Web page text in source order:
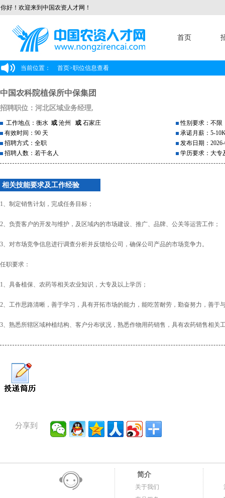
你好！欢迎来到中国农资人才网！
首页
当前位置： 首页>职位信息查看
中国农科院植保所中保集团
招聘职位：河北区域业务经理,
工作地点：衡水 或 沧州 或 石家庄
有效时间：90 天
招聘方式：全职
招聘人数：若干名人
性别要求：不限
承诺月薪：5-
发布日期：
学历要求：大专
相关技能要求及工作经验
1、制定销售计划，完成任务目标；
2、负责客户的开发与维护，及区域内的市场建设、推广、品牌、公关等运营工作；
3、对市场竞争信息进行调查分析并反馈给公司，确保公司产品的市场竞争力。
任职要求：
1、具备植保、农药等相关农业知识，大专及以上学历；
2、工作思路清晰，善于学习，具有开拓市场的能力，能吃苦耐劳，勤奋努力，善于
3、熟悉所辖区域种植结构、客户分布状况，熟悉作物用药销售，具有农药销售相关
分享到
简介
关于我们